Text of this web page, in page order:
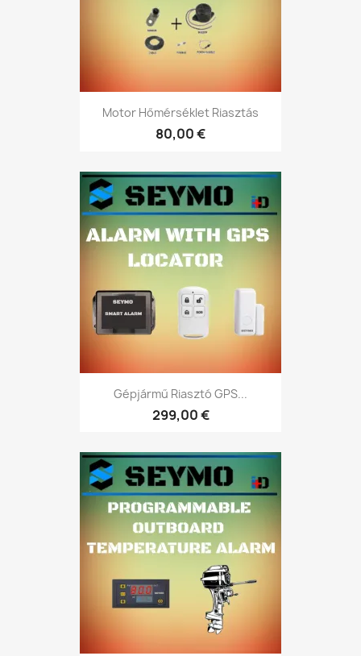
Motor Hőmérséklet Riasztás
80,00 €
Gépjármű Riasztó GPS...
299,00 €